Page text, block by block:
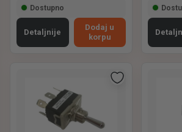
Dostupno
Detaljnije
Dodaj u
korpu